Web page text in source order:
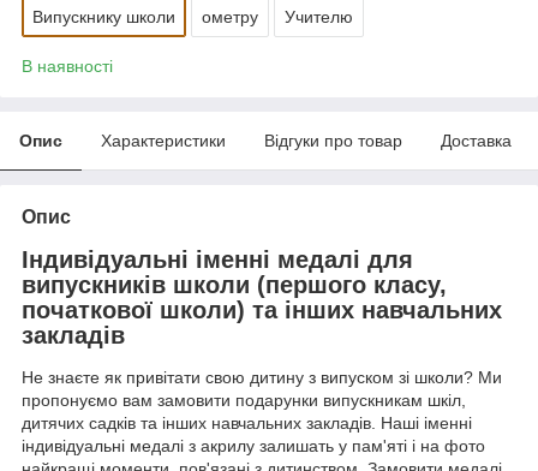
Випускнику школи ометру Учителю
В наявності
Опис Характеристики Відгуки про товар Доставка
Опис
Індивідуальні іменні медалі для
випускників школи (першого класу,
початкової школи) та інших навчальних
закладів
Не знаєте як привітати свою дитину з випуском зі школи? Ми
пропонуємо вам замовити подарунки випускникам шкіл,
дитячих садків та інших навчальних закладів. Наші іменні
індивідуальні медалі з акрилу залишать у пам'яті і на фото